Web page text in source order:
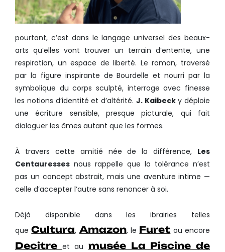
pourtant, c’est dans le langage universel des beaux-
arts qu’elles vont trouver un terrain d’entente, une
respiration, un espace de liberté. Le roman, traversé
par la figure inspirante de Bourdelle et nourri par la
symbolique du corps sculpté, interroge avec finesse
les notions d’identité et d’altérité. J. Kaibecky déploie
une écriture sensible, presque picturale, qui fait
dialoguer les âmes autant que les formes.
À travers cette amitié née de la différence, Les
Centauresses nous rappelle que la tolérance n’est
pas un concept abstrait, mais une aventure intime —
celle d’accepter l’autre sans renoncer à soi.
Déjà disponible dans les ibrairies telles
queCultura, Amazon, le Furet ou encore
Decitre et aumusée La Piscine de